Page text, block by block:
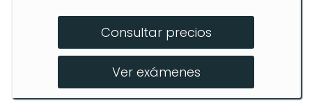
Adult Driving Lessons
Road Test
Consultar precios
Ver exámenes